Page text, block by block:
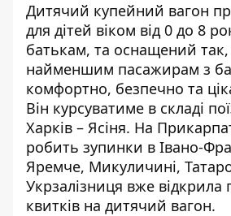
Дитячий купейний вагон
для дітей віком від 0 до 8
батькам, та оснащений
найменшим пасажирам з
комфортно, безпечно та
Він курсуватиме в складі
Харків – Ясіня. На
робить зупинки в Івано-
Яремче, Микуличині,
Укрзалізниця вже відкрила
квитків на дитячий вагон.